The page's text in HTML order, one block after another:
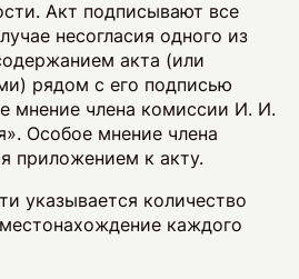
Акт подписывают все
несогласия одного из
акта (или
рядом с его подписью
мнение члена комиссии И. И.
Особое мнение члена
приложением к акту.
указывается количество
каждого